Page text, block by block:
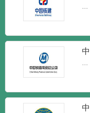
...
...